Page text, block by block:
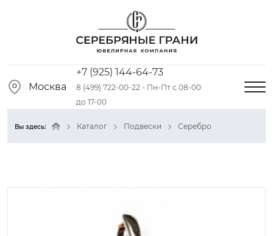
Москва
+7 (925) 144-64-73
8 (499) 722-00-22 - Пн-Пт с 08-00
до 17-00
Вы здесь: Каталог Подвески Серебро